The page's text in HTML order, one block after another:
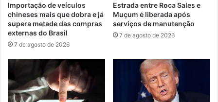
Importação de veículos
chineses mais que dobra e já
supera metade das compras
externas do Brasil
7 de agosto de 2026
Estrada entre Roca Sales e
Muçum é liberada após
serviços de manutenção
7 de agosto de 2026